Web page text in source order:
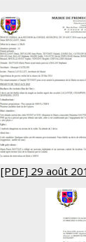
[PDF] 29 août